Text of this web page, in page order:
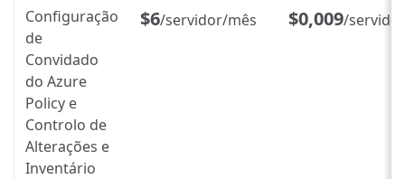
Configuração
de
Convidado
do Azure
Policy e
Controlo de
Alterações e
Inventário
$6/servidor/mês $0,009/